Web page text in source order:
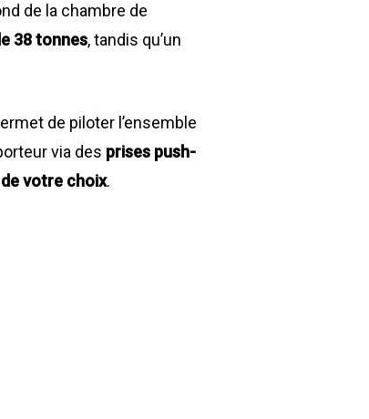
de la chambre de
38 tonnes, tandis qu’un
de piloter l’ensemble
via des prises push-
de votre choix.